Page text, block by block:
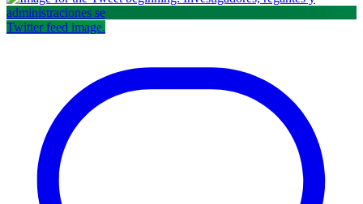
Twitter feed image.